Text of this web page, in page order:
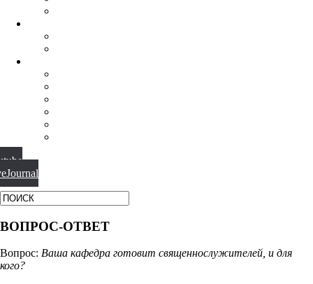
ВОПРОС-ОТВЕТ
Вопрос: Ваша кафедра готовит священнослужителей, и для
кого?